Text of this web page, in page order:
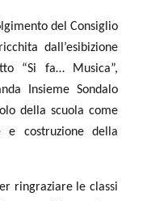
del Consiglio
dall’esibizione
“Si fa… Musica”,
Insieme Sondalo
della scuola come
e costruzione della
ringraziare le classi